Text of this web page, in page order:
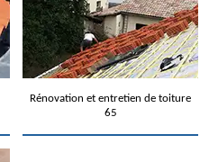
Rénovation et entretien de toiture
65